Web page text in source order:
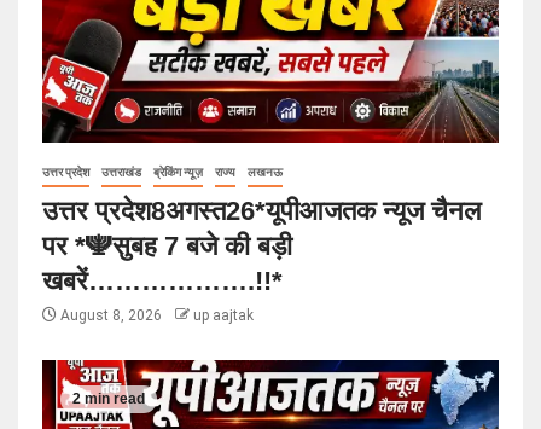
उत्तर प्रदेश उत्तराखंड ब्रेकिंग न्यूज़ राज्य लखनऊ
उत्तर प्रदेश8अगस्त26*यूपीआजतक न्यूज चैनल
पर *🕎सुबह 7 बजे की बड़ी
खबरें……………….!!*
August 8, 2026 up aajtak
2 min read